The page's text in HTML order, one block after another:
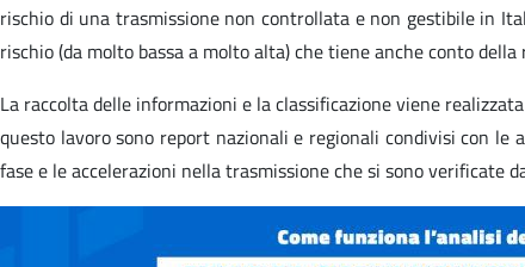
rischio di una trasmissione non controllata e non gestibile in
rischio (da molto bassa a molto alta) che tiene anche conto
La raccolta delle informazioni e la classificazione viene
questo lavoro sono report nazionali e regionali condivisi con
fase e le accelerazioni nella trasmissione che si sono verificate